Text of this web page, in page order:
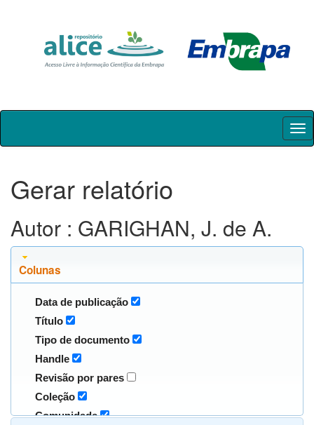
Skip
Gerar relatório
Autor : GARIGHAN, J. de A.
Colunas
Data de publicação
Título
Tipo de documento
Handle
Revisão por pares
Coleção
Comunidade